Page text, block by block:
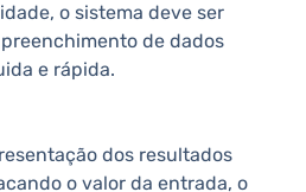
o sistema deve ser
de dados
e rápida.
dos resultados
o valor da entrada, o